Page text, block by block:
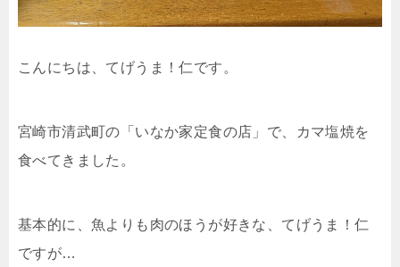
こんにちは、てげうま！仁です。
宮崎市清武町の「いなか家定食の店」で、カマ塩焼を
食べてきました。
基本的に、魚よりも肉のほうが好きな、てげうま！仁
ですが…